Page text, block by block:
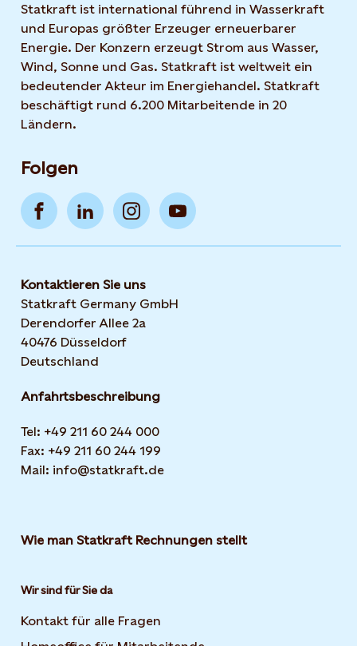
Statkraft ist international führend in Wasserkraft
und Europas größter Erzeuger erneuerbarer
Energie. Der Konzern erzeugt Strom aus Wasser,
Wind, Sonne und Gas. Statkraft ist weltweit ein
bedeutender Akteur im Energiehandel. Statkraft
beschäftigt rund 6.200 Mitarbeitende in 20
Ländern.
Folgen
Kontaktieren Sie uns
Statkraft Germany GmbH
Derendorfer Allee 2a
40476 Düsseldorf
Deutschland
Anfahrtsbeschreibung
Tel: +49 211 60 244 000
Fax: +49 211 60 244 199
Mail: info@statkraft.de
Wie man Statkraft Rechnungen stellt
Wir sind für Sie da
Kontakt für alle Fragen